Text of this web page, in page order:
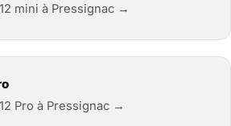
mini à Pressignac →
Pro à Pressignac →